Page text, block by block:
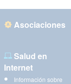
Asociaciones
Salud en
Internet
Información sobre